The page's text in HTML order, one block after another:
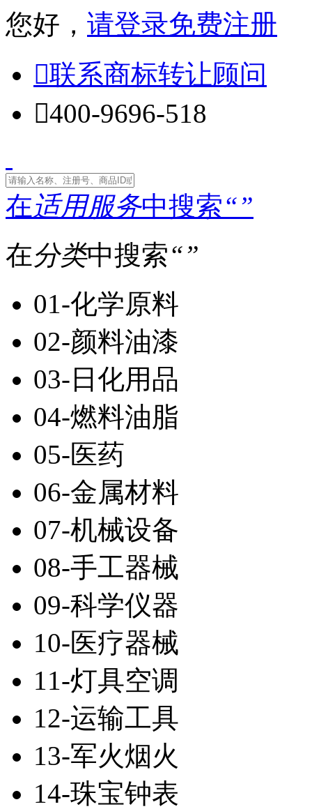
您好， 请登录免费注册
联系商标转让顾问
400-9696-518
在适用服务中搜索“”
在分类中搜索“”
01-化学原料
02-颜料油漆
03-日化用品
04-燃料油脂
05-医药
06-金属材料
07-机械设备
08-手工器械
09-科学仪器
10-医疗器械
11-灯具空调
12-运输工具
13-军火烟火
14-珠宝钟表